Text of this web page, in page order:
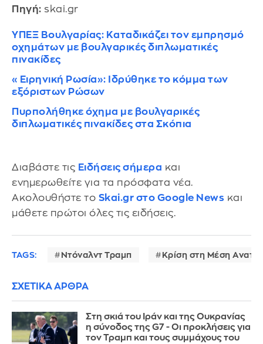
Πηγή: skai.gr
ΥΠΕΞ Βουλγαρίας: Καταδικάζει τον εμπρησμό
οχημάτων με βουλγαρικές διπλωματικές
πινακίδες
«Ειρηνική Ρωσία»: Ιδρύθηκε το κόμμα των
εξόριστων Ρώσων
Πυρπολήθηκε όχημα με βουλγαρικές
διπλωματικές πινακίδες στα Σκόπια
Διαβάστε τις Ειδήσεις σήμερα και
ενημερωθείτε για τα πρόσφατα νέα.
Ακολουθήστε το Skai.gr στο Google News και
μάθετε πρώτοι όλες τις ειδήσεις.
TAGS: Ντόναλντ Τραμπ Κρίση στη Μέση
ΣΧΕΤΙΚΑ ΑΡΘΡΑ
Στη σκιά του Ιράν και της Ουκρανίας
η σύνοδος της G7 - Οι προκλήσεις για
τον Τραμπ και τους συμμάχους του